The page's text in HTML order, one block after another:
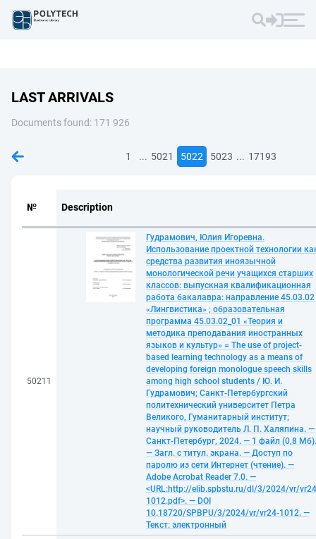
LAST ARRIVALS
Documents found: 171 926
1 ... 5021 5022 5023 ... 17193
№ Description
50211
Гудрамович, Юлия Игоревна.
Использование проектной технологии
средства развития иноязычной
монологической речи учащихся старших
классов: выпускная квалификационная
работа бакалавра: направление 45.03.02
«Лингвистика» ; образовательная
программа 45.03.02_01 «Теория и
методика преподавания иностранных
языков и культур» = The use of project-
based learning technology as a means of
developing foreign monologue speech skills
among high school students / Ю. И.
Гудрамович; Санкт-Петербургский
политехнический университет Петра
Великого, Гуманитарный институт;
научный руководитель Л. П. Халяпина. —
Санкт-Петербург, 2024. — 1 файл (0,8 Мб).
— Загл. с титул. экрана. — Доступ по
паролю из сети Интернет (чтение). —
Adobe Acrobat Reader 7.0. —
<URL:http://elib.spbstu.ru/dl/3/2024/vr/
1012.pdf>. — DOI
10.18720/SPBPU/3/2024/vr/vr24-1012. —
Текст: электронный